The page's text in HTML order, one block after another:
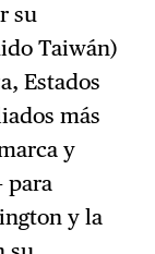
su
Taiwán)
Estados
más
y
para
y la